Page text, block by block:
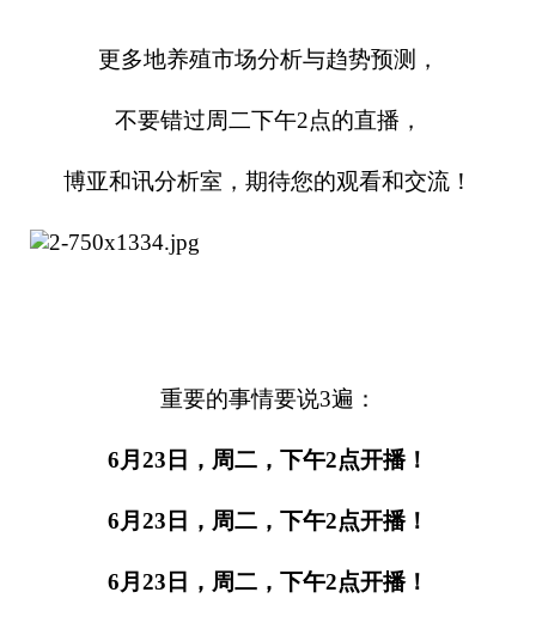
更多地养殖市场分析与趋势预测，
不要错过周二下午2点的直播，
博亚和讯分析室，期待您的观看和交流！
重要的事情要说3遍：
6月23日，周二，下午2点开播！
6月23日，周二，下午2点开播！
6月23日，周二，下午2点开播！